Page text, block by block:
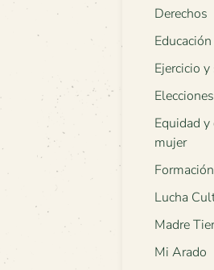
Derechos
Educación
Ejercicio
Elecciones
Equidad y
mujer
Formación
Lucha
Madre
Mi Arado